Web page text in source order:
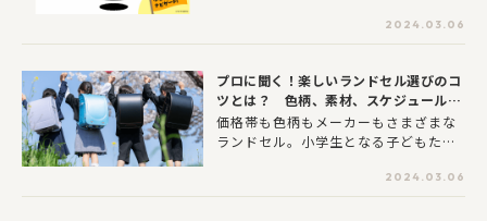
2024.03.06
プロに聞く！楽しいランドセル選びのコ
ツとは？ 色柄、素材、スケジュールな
どを大公開
価格帯も色柄もメーカーもさまざまな
ランドセル。小学生となる子どもたち
んなことに気をつけたらよいのでしょ
うか？ランドセルの選び方の解説を、
2024.03.06